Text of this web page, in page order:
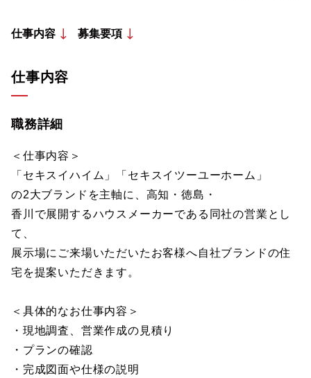
仕事内容 募集要項
仕事内容
職務詳細
＜仕事内容＞
「セキスイハイム」「セキスイツーユーホーム」
の2大ブランドを主軸に、高知・徳島・
香川で展開するハウスメーカーである同社の営業とし
て、
展示場にご来場いただいたお客様へ自社ブランドの住
宅を提案いただきます。
＜具体的なお仕事内容＞
・現地調査、営業作成の見積り
・プランの確認
・完成図面や仕様の説明